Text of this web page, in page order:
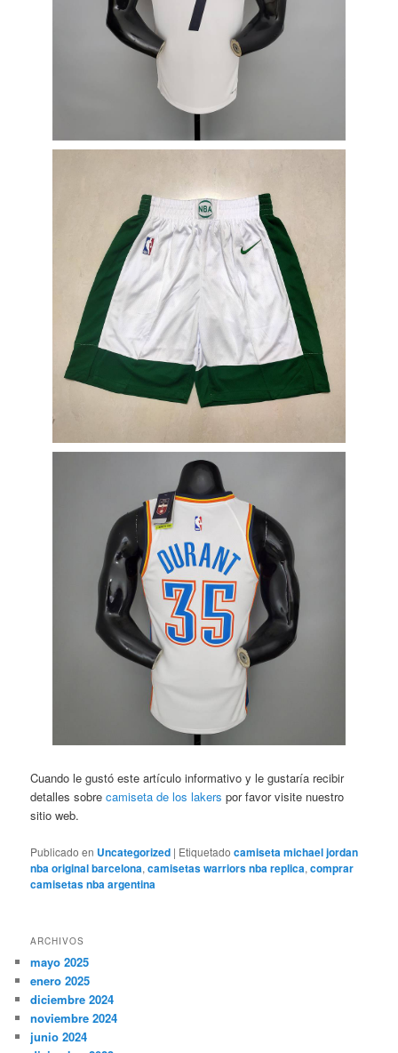
Cuando le gustó este artículo informativo y le gustaría recibir
detalles sobrecamiseta de los lakers por favor visite nuestro
sitio web.
Publicado en Uncategorized | Etiquetado camiseta michael jordan
nba original barcelona,camisetas warriors nba replica,comprar
camisetas nba argentina
ARCHIVOS
mayo 2025
enero 2025
diciembre 2024
noviembre 2024
junio 2024